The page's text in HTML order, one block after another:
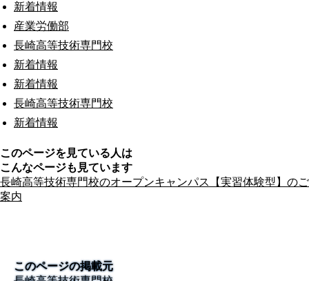
新着情報
産業労働部
長崎高等技術専門校
新着情報
新着情報
長崎高等技術専門校
新着情報
このページを見ている人は
こんなページも見ています
長崎高等技術専門校のオープンキャンパス【実習体験型】のご
案内
このページの掲載元